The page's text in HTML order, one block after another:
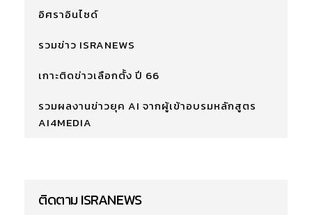
อิศราอินไซด์
รวมข่าว ISRANEWS
เกาะติดข่าวเลือกตั้ง ปี 66
รวมผลงานข่าวยุค AI จากผู้เข้าอบรมหลักสูตร
AI4MEDIA
ติดตาม ISRANEWS